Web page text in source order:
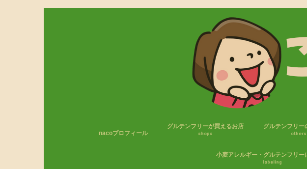
nacoプロフィール
グルテンフリーが買えるお店
shops
コンビニのグルテンフリー商品 セブン
ファミリ
ローソン
ローソン
グルテンフリー
others
小麦アレルギー・グルテンフリー
labeling